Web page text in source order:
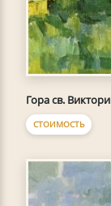
Гора св.
СТОИМОСТЬ